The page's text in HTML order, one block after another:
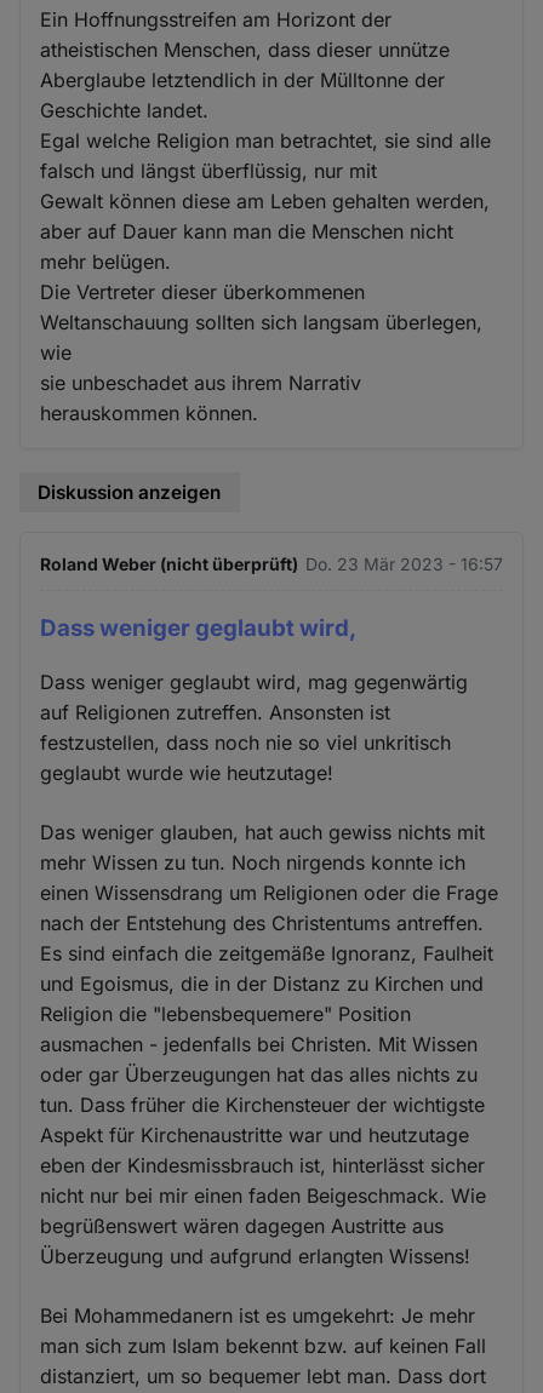
Ein Hoffnungsstreifen am Horizont der
atheistischen Menschen, dass dieser unnütze
Aberglaube letztendlich in der Mülltonne der
Geschichte landet.
Egal welche Religion man betrachtet, sie sind alle
falsch und längst überflüssig, nur mit
Gewalt können diese am Leben gehalten werden,
aber auf Dauer kann man die Menschen nicht
mehr belügen.
Die Vertreter dieser überkommenen
Weltanschauung sollten sich langsam überlegen,
wie
sie unbeschadet aus ihrem Narrativ
herauskommen können.
Diskussion anzeigen
Roland Weber (nicht überprüft) Do. 23 Mär 2023 - 16:57
Dass weniger geglaubt wird,
Dass weniger geglaubt wird, mag gegenwärtig
auf Religionen zutreffen. Ansonsten ist
festzustellen, dass noch nie so viel unkritisch
geglaubt wurde wie heutzutage!
Das weniger glauben, hat auch gewiss nichts mit
mehr Wissen zu tun. Noch nirgends konnte ich
einen Wissensdrang um Religionen oder die Frage
nach der Entstehung des Christentums antreffen.
Es sind einfach die zeitgemäße Ignoranz, Faulheit
und Egoismus, die in der Distanz zu Kirchen und
Religion die "lebensbequemere" Position
ausmachen - jedenfalls bei Christen. Mit Wissen
oder gar Überzeugungen hat das alles nichts zu
tun. Dass früher die Kirchensteuer der wichtigste
Aspekt für Kirchenaustritte war und heutzutage
eben der Kindesmissbrauch ist, hinterlässt sicher
nicht nur bei mir einen faden Beigeschmack. Wie
begrüßenswert wären dagegen Austritte aus
Überzeugung und aufgrund erlangten Wissens!
Bei Mohammedanern ist es umgekehrt: Je mehr
man sich zum Islam bekennt bzw. auf keinen Fall
distanziert, um so bequemer lebt man. Dass dort